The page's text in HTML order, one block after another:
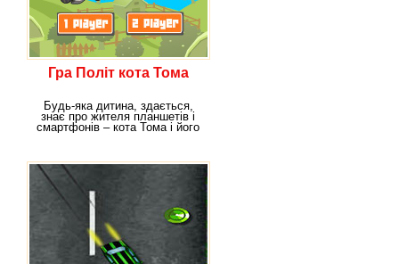
Гра Політ кота Тома
Будь-яка дитина, здається,
знає про жителя планшетів і
смартфонів – кота Тома і його